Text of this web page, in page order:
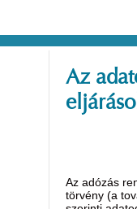
Az
Az adózás
törvény (a